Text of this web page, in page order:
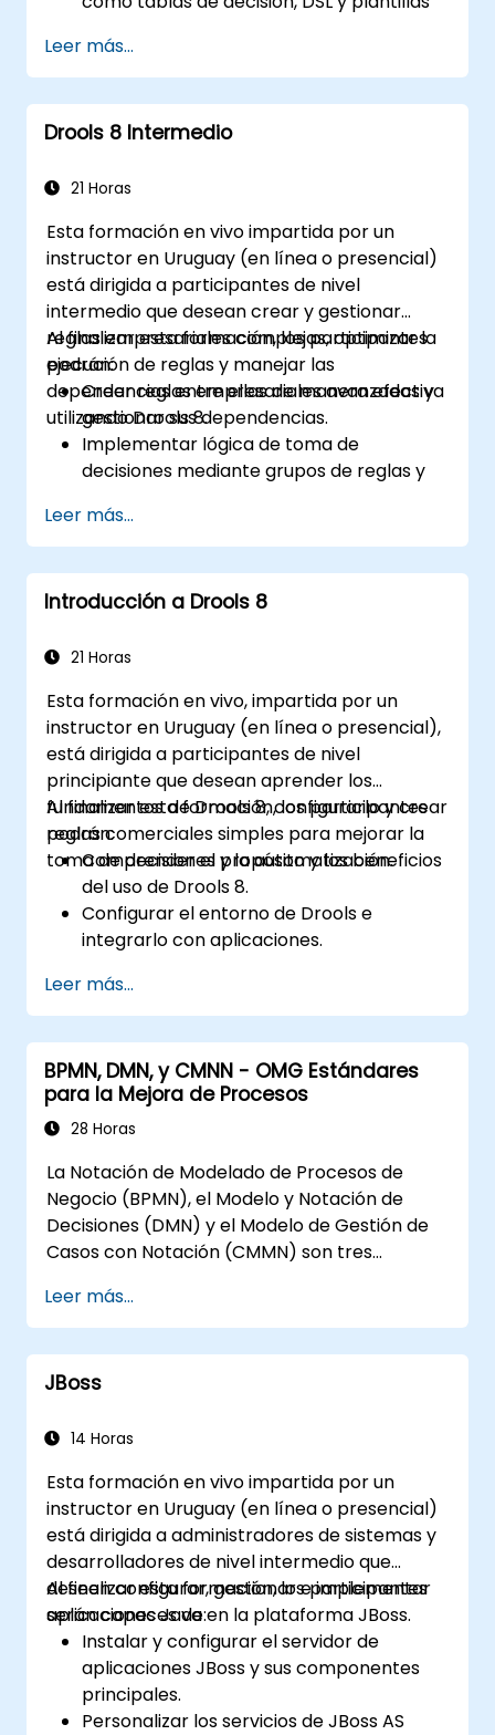
Integrar Drools sin problemas con
aplicaciones empresariales y sistemas
externos.
Implementar mecanismos robustos de
el desarrollo de reglas.
escalables basadas en Drools para
necesidades empresariales.
Leer más...
Drools 8 Intermedio
21 Horas
Esta formación en vivo impartida por un
instructor en Uruguay (en línea o presencial)
está dirigida a participantes de nivel
intermedio que desean crear y gestionar
reglas empresariales complejas, optimizar la
ejecución de reglas y manejar las
dependencias entre ellas de manera efectiva
utilizando Drools 8.
Al finalizar esta formación, los participantes
podrán:
Crear reglas empresariales avanzadas y
gestionar sus dependencias.
Implementar lógica de toma de
decisiones mediante grupos de reglas y
Optimizar el rendimiento de la ejecución
de reglas en Drools.
Utilizar características avanzadas del
Drools Workbench para la gestión de
Integrar Drools con fuentes de datos
Leer más...
Introducción a Drools 8
21 Horas
Esta formación en vivo, impartida por un
instructor en Uruguay (en línea o presencial),
está dirigida a participantes de nivel
principiante que desean aprender los
fundamentos de Drools 8, configurarlo y crear
reglas comerciales simples para mejorar la
toma de decisiones y la automatización.
Al finalizar esta formación, los participantes
podrán:
Comprender el propósito y los beneficios
del uso de Drools 8.
Configurar el entorno de Drools e
integrarlo con aplicaciones.
comerciales simples.
Utilizar Drools Workbench para la gestión
de reglas y tablas de decisión.
Implementar Drools en escenarios del
mundo real para automatizar decisiones.
Leer más...
BPMN, DMN, y CMNN - OMG Estándares
para la Mejora de Procesos
28 Horas
La Notación de Modelado de Procesos de
Negocio (BPMN), el Modelo y Notación de
Decisiones (DMN) y el Modelo de Gestión de
Casos con Notación (CMMN) son tres
Objetos (OMG) para procesos, decisiones y
modelado de casos. Este curso proporciona
una introducción a todos ellos e informa
sobre cuándo debemos utilizar cada uno.
Leer más...
JBoss
14 Horas
Esta formación en vivo impartida por un
instructor en Uruguay (en línea o presencial)
está dirigida a administradores de sistemas y
desarrolladores de nivel intermedio que
deseen configurar, gestionar e implementar
aplicaciones Java en la plataforma JBoss.
Al finalizar esta formación, los participantes
serán capaces de:
Instalar y configurar el servidor de
aplicaciones JBoss y sus componentes
principales.
Personalizar los servicios de JBoss AS